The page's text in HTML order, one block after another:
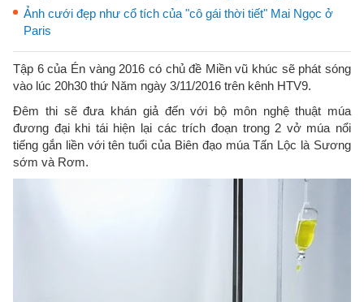
Ảnh cưới đẹp như cổ tích của "cô gái thời tiết" Mai Ngọc ở
Paris
Tập 6 của Én vàng 2016 có chủ đề Miền vũ khúc sẽ phát sóng
vào lúc 20h30 thứ Năm ngày 3/11/2016 trên kênh HTV9.
Đêm thi sẽ đưa khán giả đến với bộ môn nghệ thuật múa
đương đại khi tái hiện lại các trích đoạn trong 2 vở múa nổi
tiếng gắn liền với tên tuổi của Biên đạo múa Tấn Lộc là Sương
sớm và Rơm.